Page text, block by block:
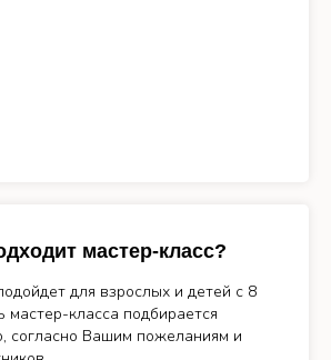
мастер-класс?
для взрослых и детей с 8
мастер-класса подбирается
согласно Вашим пожеланиям и